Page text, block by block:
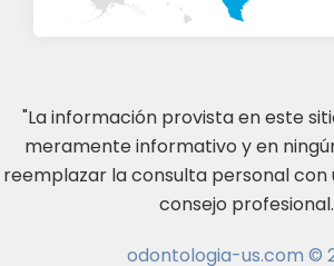
"La información provista en este
meramente informativo y en
reemplazar la consulta personal con
consejo
odontologia-us.com ©